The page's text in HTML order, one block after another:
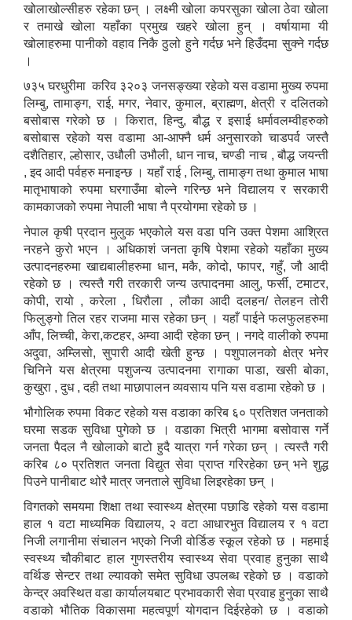
खोलाखोल्सीहरु रहेका छन् । लक्ष्मी खोला कपरसुका खोला ठेवा खोला
र तमाखे खोला यहाँका प्रमुख खहरे खोला हुन् । वर्षायामा यी
खोलाहरुमा पानीको वहाव निकै ठुलो हुने गर्दछ भने हिउँदमा सुक्ने गर्दछ
।
७३५ घरधुरीमा करिव ३२०३ जनसङ्ख्या रहेको यस वडामा मुख्य रुपमा
लिम्बु, तामाङ्ग, राई, मगर, नेवार, कुमाल, ब्राह्मण, क्षेत्री र दलितको
बसोबास गरेको छ । किरात, हिन्दु, बौद्ध र इसाई धर्मावलम्वीहरुको
बसोबास रहेको यस वडामा आ-आफ्नै धर्म अनुसारको चाडपर्व जस्तै
दशैतिहार, ल्होसार, उधौली उभौली, धान नाच, चण्डी नाच , बौद्ध जयन्ती
, इद आदी पर्वहरु मनाइन्छ । यहाँ राई , लिम्बु, तामाङ्ग तथा कुमाल भाषा
मातृभाषाको रुपमा घरगाउँमा बोल्ने गरिन्छ भने विद्यालय र सरकारी
कामकाजको रुपमा नेपाली भाषा नै प्रयोगमा रहेको छ ।
नेपाल कृषी प्रदान मुलुक भएकोले यस वडा पनि उक्त पेशमा आश्रित
नरहने कुरो भएन । अधिकाशं जनता कृषि पेशमा रहेको यहाँका मुख्य
उत्पादनहरुमा खाद्यबालीहरुमा धान, मकै, कोदो, फापर, गहुँ, जौ आदी
रहेको छ । त्यस्तै गरी तरकारी जन्य उत्पादनमा आलु, फर्सी, टमाटर,
कोपी, रायो , करेला , धिरौला , लौका आदी दलहन/ तेलहन तोरी
फिलुङ्गो तिल रहर राजमा मास रहेका छन् । यहाँ पाईने फलफुलहरुमा
आँप, लिच्ची, केरा,कटहर, अम्वा आदी रहेका छन् । नगदे वालीको रुपमा
अदुवा, अम्लिसो, सुपारी आदी खेती हुन्छ । पशुपालनको क्षेत्र भनेर
चिनिने यस क्षेत्रमा पशुजन्य उत्पादनमा रागाका पाडा, खसी बोका,
कुखुरा , दुध , दही तथा माछापालन व्यवसाय पनि यस वडामा रहेको छ ।
भौगोलिक रुपमा विकट रहेको यस वडाका करिब ६० प्रतिशत जनताको
घरमा सडक सुविधा पुगेको छ । वडाका भित्री भागमा बसोवास गर्ने
जनता पैदल नै खोलाको बाटो हुदै यात्रा गर्न गरेका छन् । त्यस्तै गरी
करिब ८० प्रतिशत जनता विद्युत सेवा प्राप्त गरिरहेका छन् भने शुद्ध
पिउने पानीबाट थोरै मात्र जनताले सुविधा लिइरहेका छन् ।
विगतको समयमा शिक्षा तथा स्वास्थ्य क्षेत्रमा पछाडि रहेको यस वडामा
हाल १ वटा माध्यमिक विद्यालय, २ वटा आधारभुत विद्यालय र १ वटा
निजी लगानीमा संचालन भएको निजी वोर्डिङ स्कूल रहेको छ । महमाई
स्वस्थ्य चौकीबाट हाल गुणस्तरीय स्वास्थ्य सेवा प्रवाह हुनुका साथै
वर्थिङ सेन्टर तथा ल्यावको समेत सुविधा उपलब्ध रहेको छ । वडाको
केन्द्र अवस्थित वडा कार्यालयबाट प्रभावकारी सेवा प्रवाह हुनुका साथै
वडाको भौतिक विकासमा महत्वपूर्ण योगदान दिईरहेको छ । वडाको